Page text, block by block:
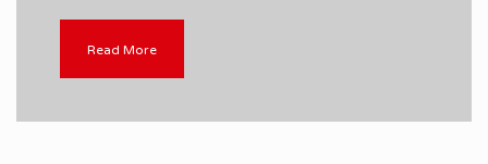
Read More